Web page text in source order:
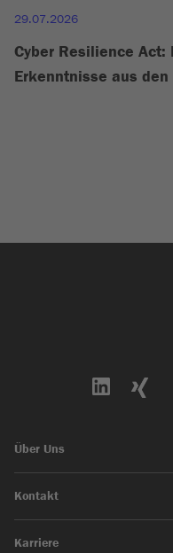
29.07.2026
Cyber Resilience
Erkenntnisse aus
Über Uns
Kontakt
Karriere